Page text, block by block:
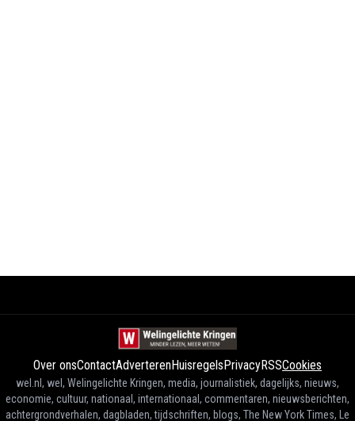
Over onsContactAdverterenHuisregelsPrivacyRSSCookies
wel.nl, wel, Welingelichte Kringen, media, journalistiek, dagelijks, nieuws,
economie, cultuur, nationaal, internationaal, commentaren, nieuwsberichten,
achtergrondverhalen, dagbladen, tijdschriften, blogs, The New York Times, Le